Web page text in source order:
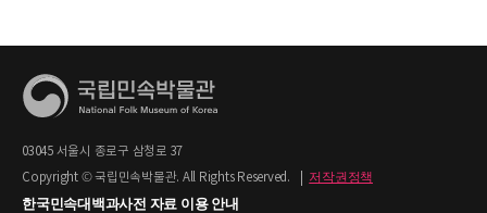
03045 서울시 종로구 삼청로 37
Copyright © 국립민속박물관. All Rights Reserved.
저작권정책
한국민속대백과사전 자료 이용 안내